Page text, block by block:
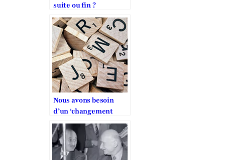
suite ou fin ?
Nous avons besoin
d’un ‘changement
climatique’ dans les
questions relatives à
la liberté religieuse